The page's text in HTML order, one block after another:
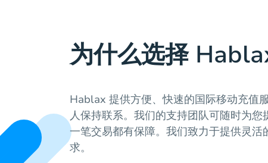
为什么选择
Hablax 提供方便、快速的国际移动充值
人保持联系。我们的支持团队可随时为
一笔交易都有保障。我们致力于提供灵
求。